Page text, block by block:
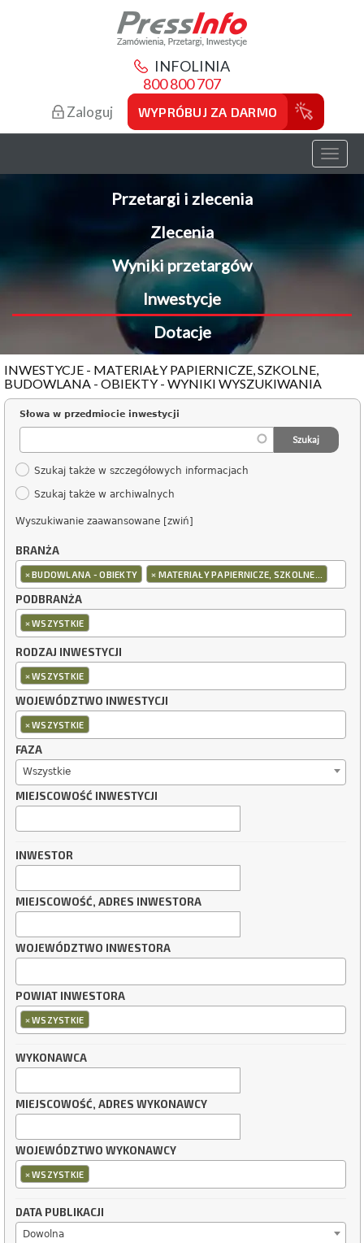
INFOLINIA
800 800 707
Zaloguj WYPRÓBUJ ZA DARMO
Toggle
Przetargi i zlecenia
Zlecenia
Wyniki przetargów
Inwestycje
Dotacje
INWESTYCJE - MATERIAŁY PAPIERNICZE, SZKOLNE,
BUDOWLANA - OBIEKTY - WYNIKI WYSZUKIWANIA
Słowa w przedmiocie inwestycji
Szukaj także w szczegółowych informacjach
Szukaj także w archiwalnych
Wyszukiwanie zaawansowane [zwiń]
BRANŻA
×BUDOWLANA - OBIEKTY × MATERIAŁY PAPIERNICZE, SZKOLNE...
PODBRANŻA
×WSZYSTKIE
RODZAJ INWESTYCJI
×WSZYSTKIE
WOJEWÓDZTWO INWESTYCJI
×WSZYSTKIE
FAZA
Wszystkie
MIEJSCOWOŚĆ INWESTYCJI
INWESTOR
MIEJSCOWOŚĆ, ADRES INWESTORA
WOJEWÓDZTWO INWESTORA
POWIAT INWESTORA
×WSZYSTKIE
WYKONAWCA
MIEJSCOWOŚĆ, ADRES WYKONAWCY
WOJEWÓDZTWO WYKONAWCY
×WSZYSTKIE
DATA PUBLIKACJI
Dowolna